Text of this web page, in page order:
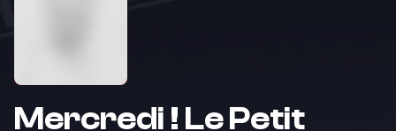
Mercredi ! Le Petit